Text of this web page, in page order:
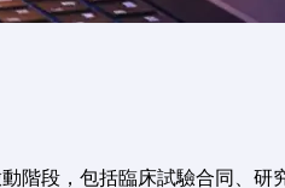
階段，包括臨床試驗合同、研